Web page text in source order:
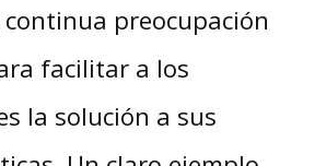
continua preocupación
facilitar a los
la solución a sus